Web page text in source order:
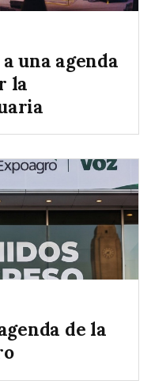
una agenda
la
de la